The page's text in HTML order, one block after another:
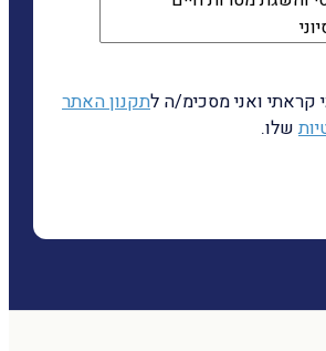
קראתי ואני מסכימ/ה לתקנון האתר
שלו.